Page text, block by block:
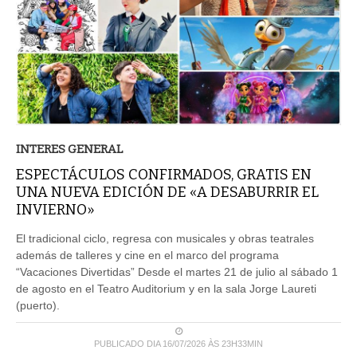
INTERES GENERAL
ESPECTÁCULOS CONFIRMADOS, GRATIS EN
UNA NUEVA EDICIÓN DE «A DESABURRIR EL
INVIERNO»
El tradicional ciclo, regresa con musicales y obras teatrales
además de talleres y cine en el marco del programa
“Vacaciones Divertidas” Desde el martes 21 de julio al sábado 1
de agosto en el Teatro Auditorium y en la sala Jorge Laureti
(puerto).
PUBLICADO DIA 16/07/2026 ÀS 23H33MIN